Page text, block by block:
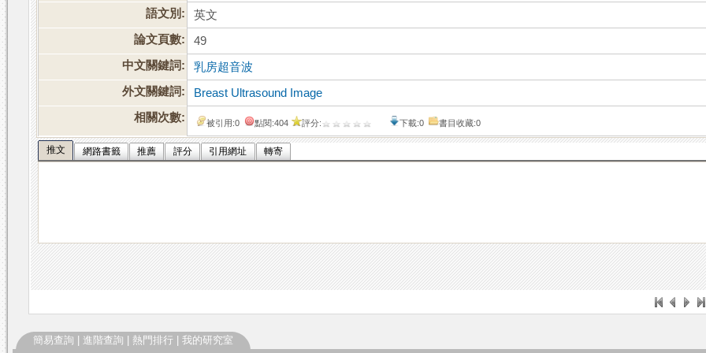
語文別:
英文
論文頁數:
49
中文關鍵詞:
乳房超音波
外文關鍵詞:
Breast Ultrasound Image
相關次數:
被引用:0 點閱:404 評分: 下載:0 書目收藏:0
推文 網路書籤 推薦 評分 引用網址 轉寄
簡易查詢 進階查詢 熱門排行 我的研究室